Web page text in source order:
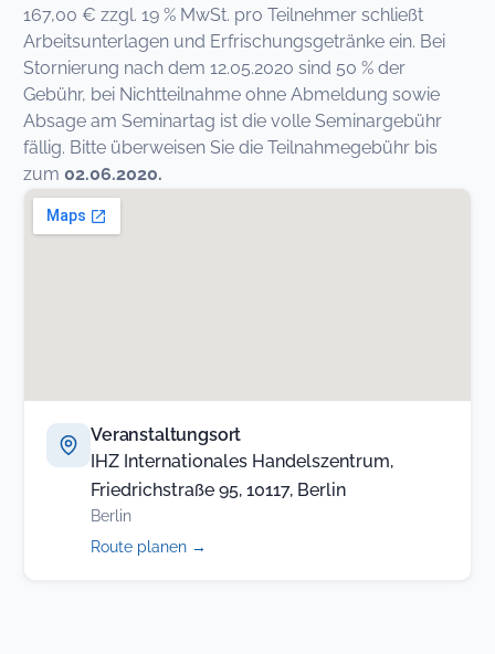
167,00 € zzgl. 19 % MwSt. pro Teilnehmer schließt
Arbeitsunterlagen und Erfrischungsgetränke ein. Bei
Stornierung nach dem 12.05.2020 sind 50 % der
Gebühr, bei Nichtteilnahme ohne Abmeldung sowie
Absage am Seminartag ist die volle Seminargebühr
fällig. Bitte überweisen Sie die Teilnahmegebühr bis
zum 02.06.2020.
Veranstaltungsort
IHZ Internationales Handelszentrum,
Friedrichstraße 95, 10117, Berlin
Berlin
Route planen →